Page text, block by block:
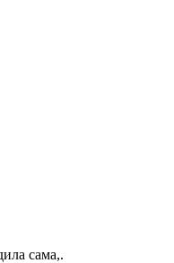
сама,.